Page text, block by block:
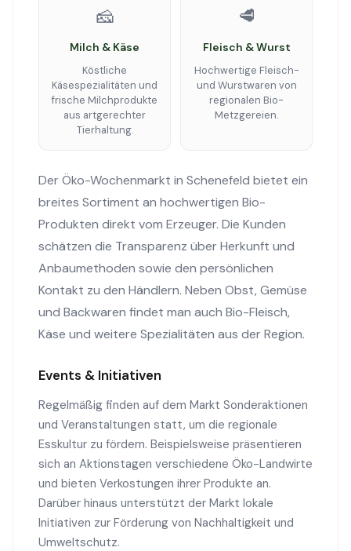
🧀
Milch & Käse
Köstliche
Käsespezialitäten und
frische Milchprodukte
aus artgerechter
Tierhaltung.
🥩
Fleisch & Wurst
Hochwertige Fleisch-
und Wurstwaren von
regionalen Bio-
Metzgereien.
Der Öko-Wochenmarkt in Schenefeld bietet ein
breites Sortiment an hochwertigen Bio-
Produkten direkt vom Erzeuger. Die Kunden
schätzen die Transparenz über Herkunft und
Anbaumethoden sowie den persönlichen
Kontakt zu den Händlern. Neben Obst, Gemüse
und Backwaren findet man auch Bio-Fleisch,
Käse und weitere Spezialitäten aus der Region.
Events & Initiativen
Regelmäßig finden auf dem Markt Sonderaktionen
und Veranstaltungen statt, um die regionale
Esskultur zu fördern. Beispielsweise präsentieren
sich an Aktionstagen verschiedene Öko-Landwirte
und bieten Verkostungen ihrer Produkte an.
Darüber hinaus unterstützt der Markt lokale
Initiativen zur Förderung von Nachhaltigkeit und
Umweltschutz.